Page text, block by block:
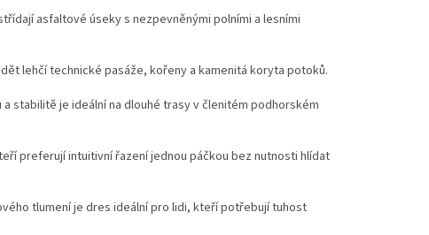
asfaltové úseky s nezpevněnými polními a lesními
lehčí technické pasáže, kořeny a kamenitá koryta potoků.
stabilitě je ideální na dlouhé trasy v členitém podhorském
preferují intuitivní řazení jednou páčkou bez nutnosti hlídat
tlumení je dres ideální pro lidi, kteří potřebují tuhost